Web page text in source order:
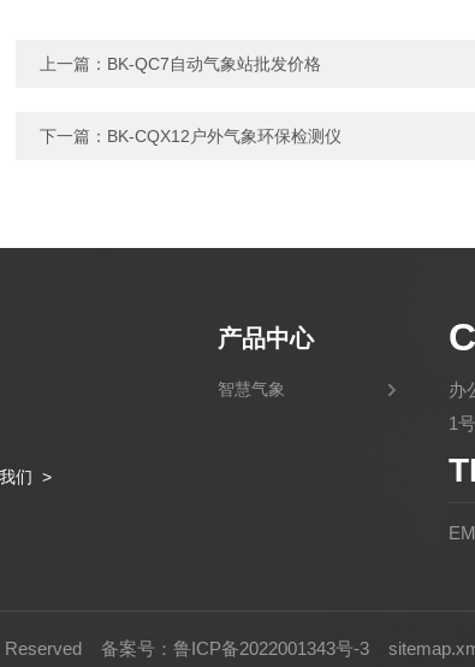
上一篇： BK-QC7自动气象站批发价格
下一篇： BK-CQX12户外气象环保检测仪
们 >
产品中心
智慧气象
办
1
Reserved 备案号：鲁ICP备2022001343号-3